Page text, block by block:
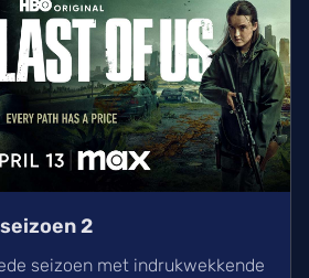
2
seizoen met indrukwekkende